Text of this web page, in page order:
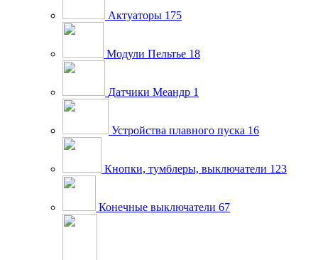
Актуаторы 175
Модули Пельтье 18
Датчики Меандр 1
Устройства плавного пуска 16
Кнопки, тумблеры, выключатели 123
Конечные выключатели 67